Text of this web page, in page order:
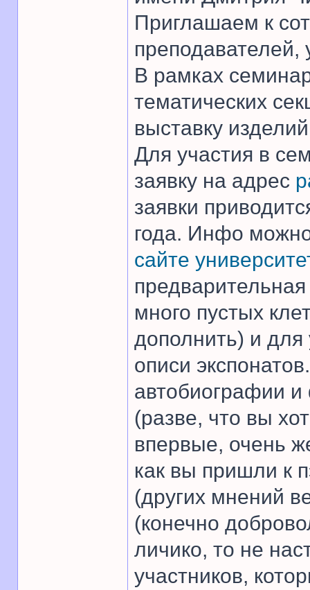
Приглашаем к
преподавателей,
В рамках
тематических
выставку
Для участия в
заявку на адрес
заявки
года. Инфо
сайте
много пустых
дополнить) и для
описи
автобиографии
(разве, что вы
впервые, очень
как вы пришли к
(других мнений
(конечно
личико, то не
участников,